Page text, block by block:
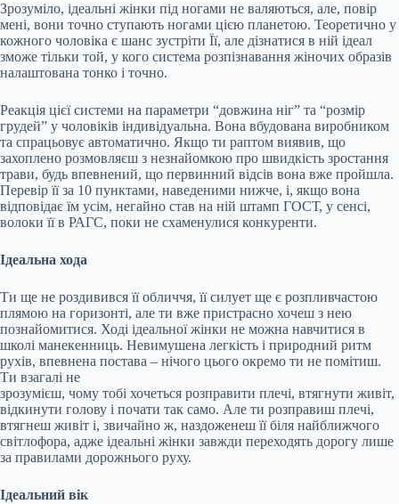
Зрозуміло, ідеальні жінки під ногами не валяються, але, повір
мені, вони точно ступають ногами цією планетою. Теоретично у
кожного чоловіка є шанс зустріти Її, але дізнатися в ній ідеал
зможе тільки той, у кого система розпізнавання жіночих образів
налаштована тонко і точно.
Реакція цієї системи на параметри “довжина ніг” та “розмір
грудей” у чоловіків індивідуальна. Вона вбудована виробником
та спрацьовує автоматично. Якщо ти раптом виявив, що
захоплено розмовляєш з незнайомкою про швидкість зростання
трави, будь впевнений, що первинний відсів вона вже пройшла.
Перевір її за 10 пунктами, наведеними нижче, і, якщо вона
відповідає їм усім, негайно став на ній штамп ГОСТ, у сенсі,
волоки її в РАГС, поки не схаменулися конкуренти.
Ідеальна хода
Ти ще не роздивився її обличчя, її силует ще є розпливчастою
плямою на горизонті, але ти вже пристрасно хочеш з нею
познайомитися. Ході ідеальної жінки не можна навчитися в
школі манекенниць. Невимушена легкість і природний ритм
рухів, впевнена постава – нічого цього окремо ти не помітиш.
Ти взагалі не
зрозумієш, чому тобі хочеться розправити плечі, втягнути живіт,
відкинути голову і почати так само. Але ти розправиш плечі,
втягнеш живіт і, звичайно ж, наздоженеш її біля найближчого
світлофора, адже ідеальні жінки завжди переходять дорогу лише
за правилами дорожнього руху.
Ідеальний вік